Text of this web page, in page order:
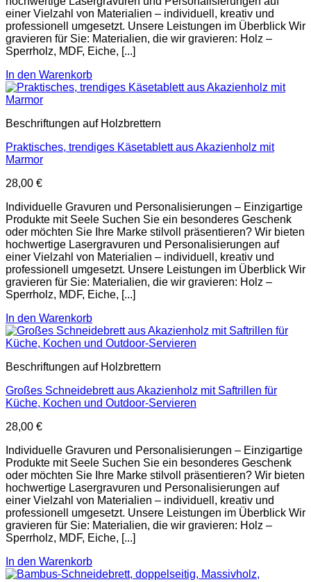
einer Vielzahl von Materialien – individuell, kreativ und
professionell umgesetzt. Unsere Leistungen im Überblick Wir
gravieren für Sie: Materialien, die wir gravieren: Holz –
Sperrholz, MDF, Eiche, [...]
In den Warenkorb
Beschriftungen auf Holzbrettern
Praktisches, trendiges Käsetablett aus Akazienholz mit
Marmor
28,00 €
Individuelle Gravuren und Personalisierungen – Einzigartige
Produkte mit Seele Suchen Sie ein besonderes Geschenk
oder möchten Sie Ihre Marke stilvoll präsentieren? Wir bieten
hochwertige Lasergravuren und Personalisierungen auf
einer Vielzahl von Materialien – individuell, kreativ und
professionell umgesetzt. Unsere Leistungen im Überblick Wir
gravieren für Sie: Materialien, die wir gravieren: Holz –
Sperrholz, MDF, Eiche, [...]
In den Warenkorb
Beschriftungen auf Holzbrettern
Großes Schneidebrett aus Akazienholz mit Saftrillen für
Küche, Kochen und Outdoor-Servieren
28,00 €
Individuelle Gravuren und Personalisierungen – Einzigartige
Produkte mit Seele Suchen Sie ein besonderes Geschenk
oder möchten Sie Ihre Marke stilvoll präsentieren? Wir bieten
hochwertige Lasergravuren und Personalisierungen auf
einer Vielzahl von Materialien – individuell, kreativ und
professionell umgesetzt. Unsere Leistungen im Überblick Wir
gravieren für Sie: Materialien, die wir gravieren: Holz –
Sperrholz, MDF, Eiche, [...]
In den Warenkorb